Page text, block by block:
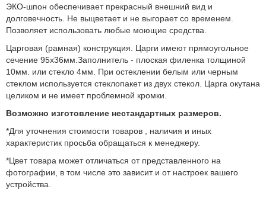
ЭКО-шпон обеспечивает прекрасный внешний вид и
долговечность. Не выцветает и не выгорает со временем.
Позволяет использовать любые моющие средства.
Царговая (рамная) конструкция. Царги имеют прямоугольное
сечение 95х36мм.Заполнитель - плоская филенка толщиной
10мм. или стекло 4мм. При остеклении белым или черным
стеклом используется стеклопакет из двух стекол. Царга окутана
целиком и не имеет проблемной кромки.
Возможно изготовление нестандартных размеров.
*Для уточнения стоимости товаров , наличия и иных
характеристик просьба обращаться к менеджеру.
*Цвет товара может отличаться от представленного на
фотографии, в том числе это зависит и от настроек вашего
устройства.